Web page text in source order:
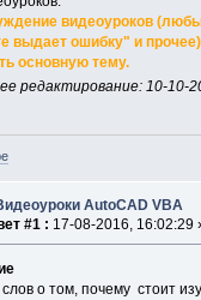
видеоуроков
выдает ошибку" и
основную тему.
редактирование: 10-10-
AutoCAD VBA
#1 : 17-08-2016, 16:02:29
слов о том, почему стоит